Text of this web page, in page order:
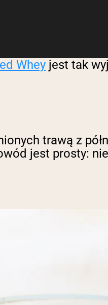
Whey jest tak
trawą z
jest prosty: